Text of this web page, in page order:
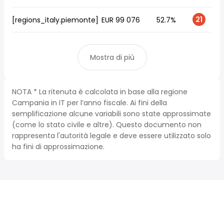
[regions_italy.piemonte] EUR 99 076 52.7% 21
Mostra di più
NOTA * La ritenuta è calcolata in base alla regione
Campania in IT per l’anno fiscale. Ai fini della
semplificazione alcune variabili sono state approssimate
(come lo stato civile e altre). Questo documento non
rappresenta l'autorità legale e deve essere utilizzato solo
ha fini di approssimazione.